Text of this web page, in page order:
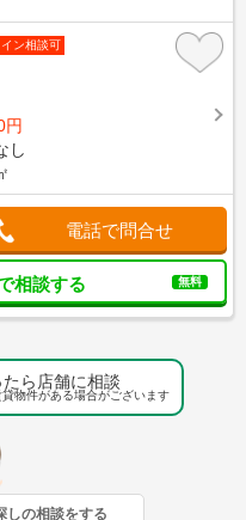
ン相談可
円
し
電話で問合せ
相談する 無料
ら店舗に相談
物件がある場合がございます
しの相談をする